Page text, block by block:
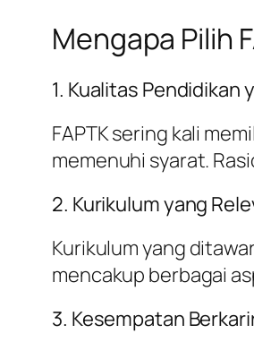
Mengapa Pilih
1. Kualitas Pendidikan
FAPTK sering kali
memenuhi syarat.
2. Kurikulum yang
Kurikulum yang
mencakup berbagai
3. Kesempatan